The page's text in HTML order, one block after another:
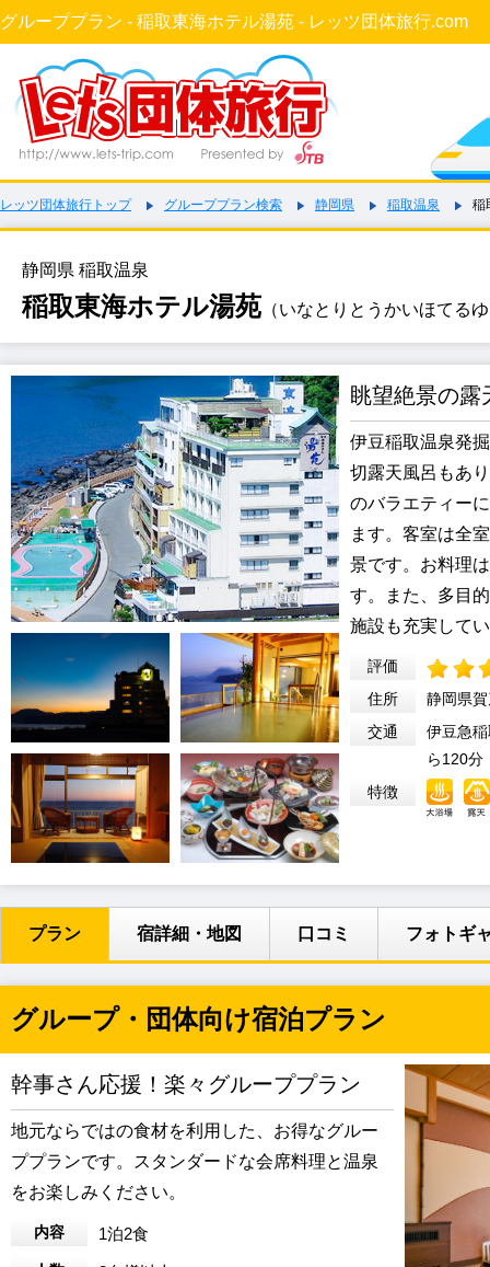
グループプラン - 稲取東海ホテル湯苑 - レッツ団体旅行.com
レッツ団体旅行トップ グループプラン検索 静岡県 稲取温泉 稲
静岡県 稲取温泉
稲取東海ホテル湯苑 （いなとりとうかいほてる
眺望絶景の露
伊豆稲取温泉発
切露天風呂もあ
のバラエティー
ます。客室は全
景です。お料理
す。また、多目
施設も充実して
評価
住所
静岡県
交通
伊豆急
ら120分
特徴
プラン 宿詳細・地図 口コミ フォトギ
グループ・団体向け宿泊プラン
幹事さん応援！楽々グループプラン
地元ならではの食材を利用した、お得なグルー
ププランです。スタンダードな会席料理と温泉
をお楽しみください。
内容 1泊2食